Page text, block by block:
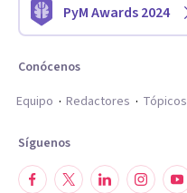
PyM Awards 2024
Conócenos
Equipo
Redactores Tópicos
Síguenos